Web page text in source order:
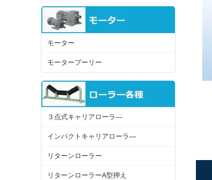
モーター
モータープーリー
３点式キャリアローラ―
インパクトキャリアローラ―
リターンローラー
リターンローラーA型押え